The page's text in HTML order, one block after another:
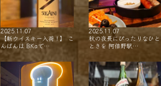
2025.11.07
【新ウイスキー入荷！】 こ
んばんは BKaで…
2025.11.07
秋の夜長にぴったりなひと
ときを 阿倍野駅…